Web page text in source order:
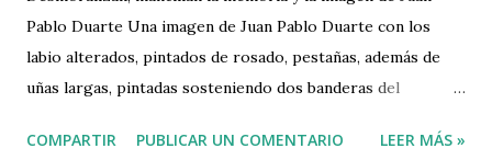
Pablo Duarte Una imagen de Juan Pablo Duarte con los
labio alterados, pintados de rosado, pestañas, además de
uñas largas, pintadas sosteniendo dos banderas del
del gobierno se haya pronunciado sobre esa acción
COMPARTIR PUBLICAR UN COMENTARIO LEER MÁS »